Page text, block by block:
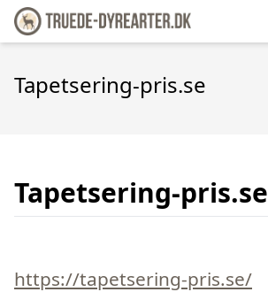
Tapetsering-pris.se
Tapetsering-pris.se
https://tapetsering-pris.se/